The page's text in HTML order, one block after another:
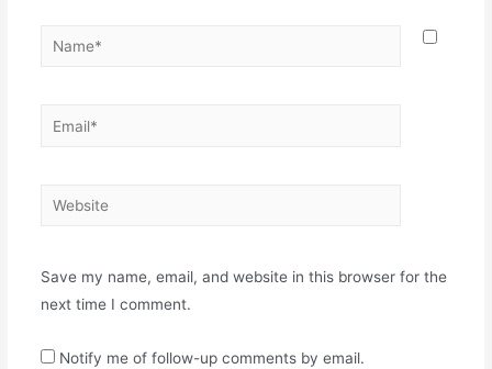
Name*
Email*
Website
Save my name, email, and website in this browser for the
next time I comment.
Notify me of follow-up comments by email.